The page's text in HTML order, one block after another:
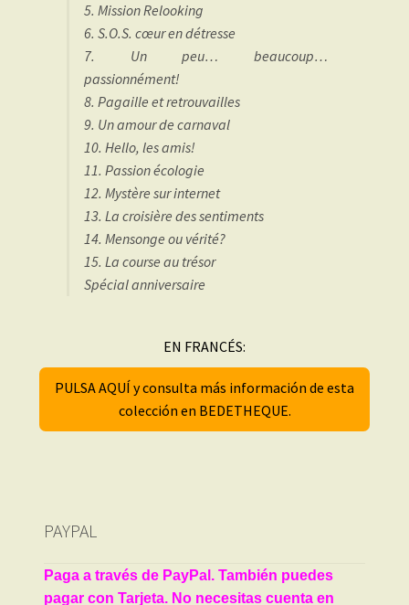
5. Mission Relooking
6. S.O.S. cœur en détresse
7. Un peu… beaucoup…
passionnément!
8. Pagaille et retrouvailles
9. Un amour de carnaval
10. Hello, les amis!
11. Passion écologie
12. Mystère sur internet
13. La croisière des sentiments
14. Mensonge ou vérité?
15. La course au trésor
Spécial anniversaire
EN FRANCÉS:
PULSA AQUÍ y consulta más información de esta
colección en BEDETHEQUE.
PAYPAL
Paga a través de PayPal. También puedes
pagar con Tarjeta. No necesitas cuenta en